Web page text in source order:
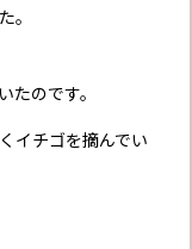
。
たのです。
イチゴを摘んでい